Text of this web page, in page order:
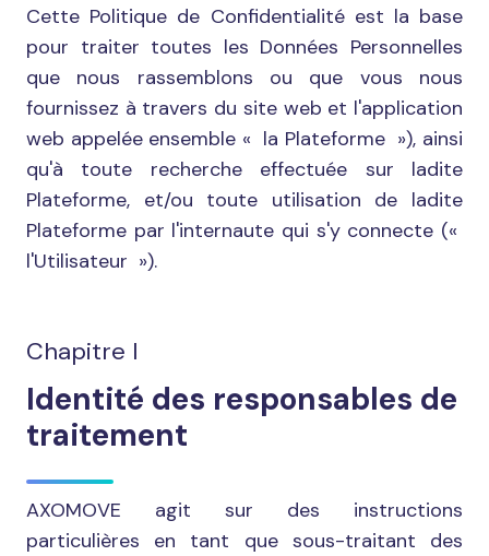
Cette Politique de Confidentialité est la base
pour traiter toutes les Données Personnelles
que nous rassemblons ou que vous nous
fournissez à travers du site web et l'application
web appelée ensemble « la Plateforme »), ainsi
qu'à toute recherche effectuée sur ladite
Plateforme, et/ou toute utilisation de ladite
Plateforme par l'internaute qui s'y connecte («
l'Utilisateur »).
Chapitre I
Identité des responsables de
traitement
AXOMOVE agit sur des instructions
particulières en tant que sous-traitant des